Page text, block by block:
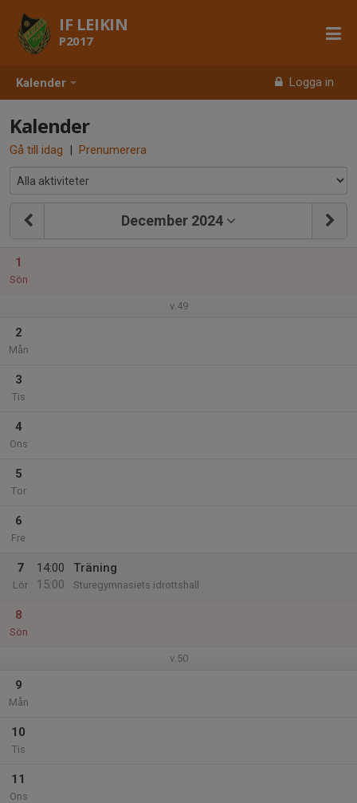
Kalender Logga in
IF LEIKIN
P2017
Kalender
Gå till idag | Prenumerera
December 2024
1
Sön
v.49
2
Mån
3
Tis
4
Ons
5
Tor
6
Fre
7
Lör
14:00
15:00
Träning
Sturegymnasiets idrottshall
8
Sön
v.50
9
Mån
10
Tis
11
Ons